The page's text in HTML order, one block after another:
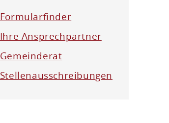
Formularfinder
Ihre Ansprechpartner
Gemeinderat
Stellenausschreibungen